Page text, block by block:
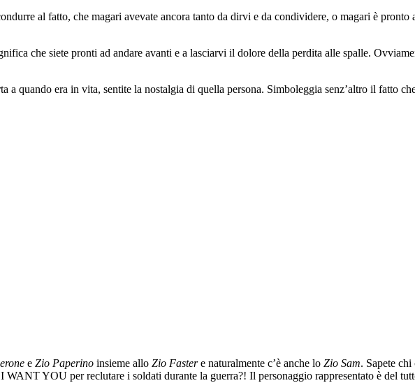
al fatto, che magari avevate ancora tanto da dirvi e da condividere, o magari è
che siete pronti ad andare avanti e a lasciarvi il dolore della perdita alle spalle.
a quando era in vita, sentite la nostalgia di quella persona. Simboleggia senz’altro il fatto
e Zio Paperino insieme allo Zio Fastere naturalmente c’è anche lo Zio Sam. Sapete chi
WANT YOU per reclutare i soldati durante la guerra?! Il personaggio rappresentato è del